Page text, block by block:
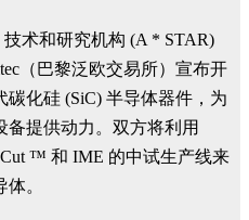
术和研究机构 (A * STAR)
（巴黎泛欧交易所）宣布开
化硅 (SiC) 半导体器件，为
备提供动力。双方将利用
Cut ™ 和 IME 的中试生产线来
。